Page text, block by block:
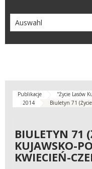
Publikacje
''Życie Lasów
2014
Biuletyn 71 (Życie
BIULETYN 71
KUJAWSKO-
KWIECIEŃ-